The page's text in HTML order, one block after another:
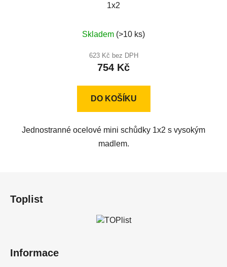
1x2
hodnocení
produktu
je
z
Skladem (>10 ks)
623 Kč bez DPH
754 Kč
DO KOŠÍKU
Jednostranné ocelové mini schůdky 1x2 s vysokým
madlem.
Toplist
Informace